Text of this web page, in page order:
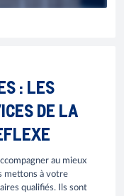
: LES
DE LA
au mieux
mettons à votre
qualifiés. Ils sont